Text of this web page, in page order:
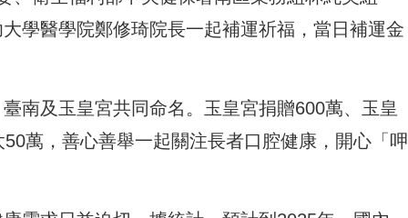
學醫學院鄭修琦院長一起補運祈福，當日補運金
南及玉皇宮共同命名。玉皇宮捐贈600萬、玉皇
萬，善心善舉一起關注長者口腔健康，開心「呷